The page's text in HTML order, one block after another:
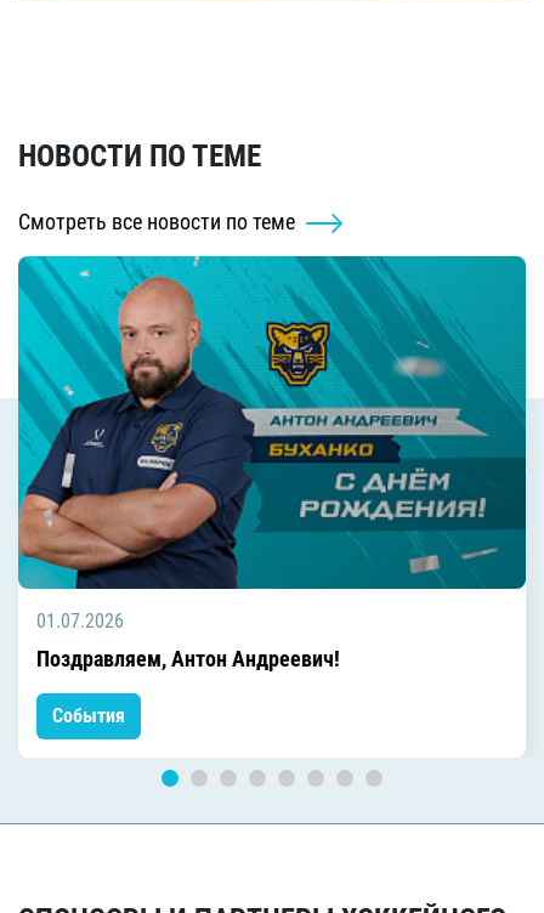
НОВОСТИ ПО ТЕМЕ
Смотреть все новости по теме
01.07.2026
Поздравляем, Антон Андреевич!
События